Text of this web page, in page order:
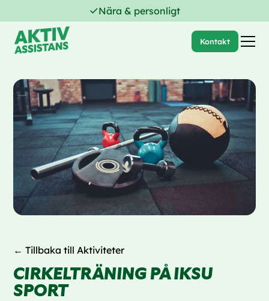
Nära & personligt
Kontakt
← Tillbaka till Aktiviteter
CIRKELTRÄNING PÅ IKSU
SPORT